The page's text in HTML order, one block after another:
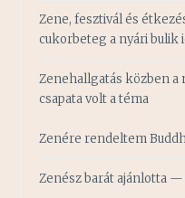
Zene, fesztivál és
cukorbeteg a nyári bulik
Zenehallgatás közben a
csapata volt a téma
Zenére rendeltem
Zenész barát ajánlotta